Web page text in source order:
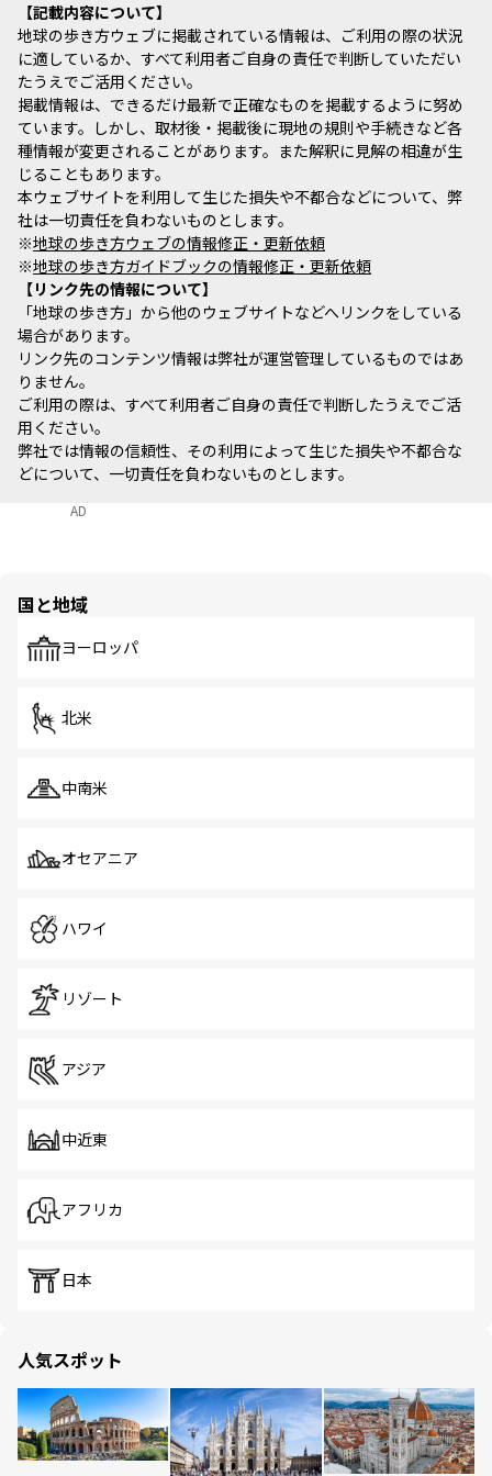
記載内容について
地球の歩き方ウェブに掲載されている情報は、ご利用の際の状況
に適しているか、すべて利用者ご自身の責任で判断していただい
たうえでご活用ください。
掲載情報は、できるだけ最新で正確なものを掲載するように努め
ています。しかし、取材後・掲載後に現地の規則や手続きなど各
種情報が変更されることがあります。また解釈に見解の相違が生
じることもあります。
本ウェブサイトを利用して生じた損失や不都合などについて、弊
社は一切責任を負わないものとします。
※地球の歩き方ウェブの情報修正・更新依頼
※地球の歩き方ガイドブックの情報修正・更新依頼
リンク先の情報について
「地球の歩き方」から他のウェブサイトなどへリンクをしている
場合があります。
リンク先のコンテンツ情報は弊社が運営管理しているものではあ
りません。
ご利用の際は、すべて利用者ご自身の責任で判断したうえでご活
用ください。
弊社では情報の信頼性、その利用によって生じた損失や不都合な
どについて、一切責任を負わないものとします。
AD
国と地域
ヨーロッパ
北米
中南米
オセアニア
ハワイ
リゾート
アジア
中近東
アフリカ
日本
人気スポット